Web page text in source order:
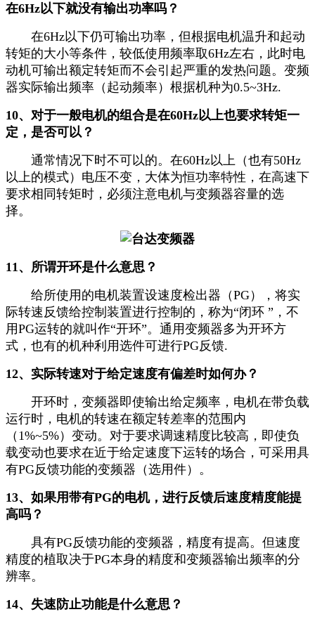
在6Hz以下就没有输出功率吗？
在6Hz以下仍可输出功率，但根据电机温升和起动
转矩的大小等条件，较低使用频率取6Hz左右，此时电
动机可输出额定转矩而不会引起严重的发热问题。变频
器实际输出频率（起动频率）根据机种为0.5~3Hz.
10、对于一般电机的组合是在60Hz以上也要求转矩一
定，是否可以？
通常情况下时不可以的。在60Hz以上（也有50Hz
以上的模式）电压不变，大体为恒功率特性，在高速下
要求相同转矩时，必须注意电机与变频器容量的选
择。
11、所谓开环是什么意思？
给所使用的电机装置设速度检出器（PG），将实
际转速反馈给控制装置进行控制的，称为“闭环 ”，不
用PG运转的就叫作“开环”。通用变频器多为开环方
式，也有的机种利用选件可进行PG反馈.
12、实际转速对于给定速度有偏差时如何办？
开环时，变频器即使输出给定频率，电机在带负载
运行时，电机的转速在额定转差率的范围内
（1%~5%）变动。对于要求调速精度比较高，即使负
载变动也要求在近于给定速度下运转的场合，可采用具
有PG反馈功能的变频器（选用件）。
13、如果用带有PG的电机，进行反馈后速度精度能提
高吗？
具有PG反馈功能的变频器，精度有提高。但速度
精度的植取决于PG本身的精度和变频器输出频率的分
辨率。
14、失速防止功能是什么意思？